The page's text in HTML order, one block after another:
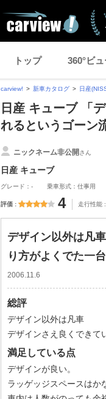
トップ 360°ビ
carview! 新車カタログ 日産
日産 キューブ 「
れるというゴーン
ニックネーム非公開さん
日産 キューブ
グレード：- 乗車形式：仕事用
評価 4 走行性能
デザイン以外は凡
り方がよくでた一台
2006.11.6
総評
デザイン以外は凡車
デザインさえ良くできて
満足している点
デザインが良い。
ラッゲッジスペースはか